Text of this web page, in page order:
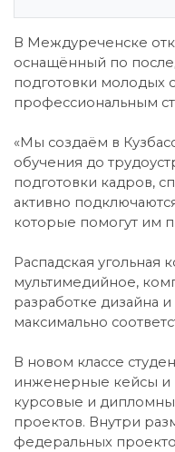
В Междуреченске
оснащённый по
подготовки молодых
профессиональным
«Мы создаём в
обучения до
подготовки кадров,
активно
которые помогут им
Распадская
мультимедийное,
разработке дизайна
максимально
В новом классе
инженерные кейсы и
курсовые и
проектов. Внутри
федеральных